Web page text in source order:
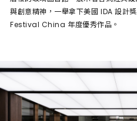
與創意精神，一舉拿下美國 IDA 設
Festival China 年度優秀作品。